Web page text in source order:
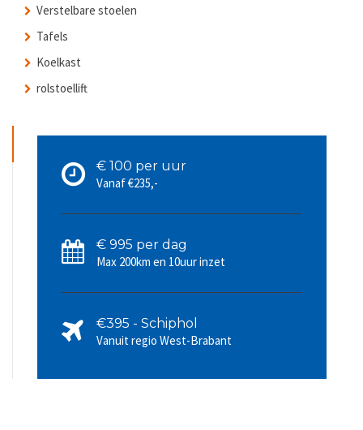
Verstelbare stoelen
Tafels
Koelkast
rolstoellift
€ 100 per uur
Vanaf €235,-
€ 995 per dag
Max 200km en 10uur inzet
€395 - Schiphol
Vanuit regio West-Brabant